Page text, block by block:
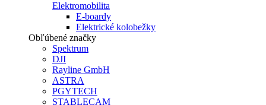
Elektromobilita
E-boardy
Elektrické kolobežky
Obľúbené značky
Spektrum
DJI
Rayline GmbH
ASTRA
PGYTECH
STABLECAM